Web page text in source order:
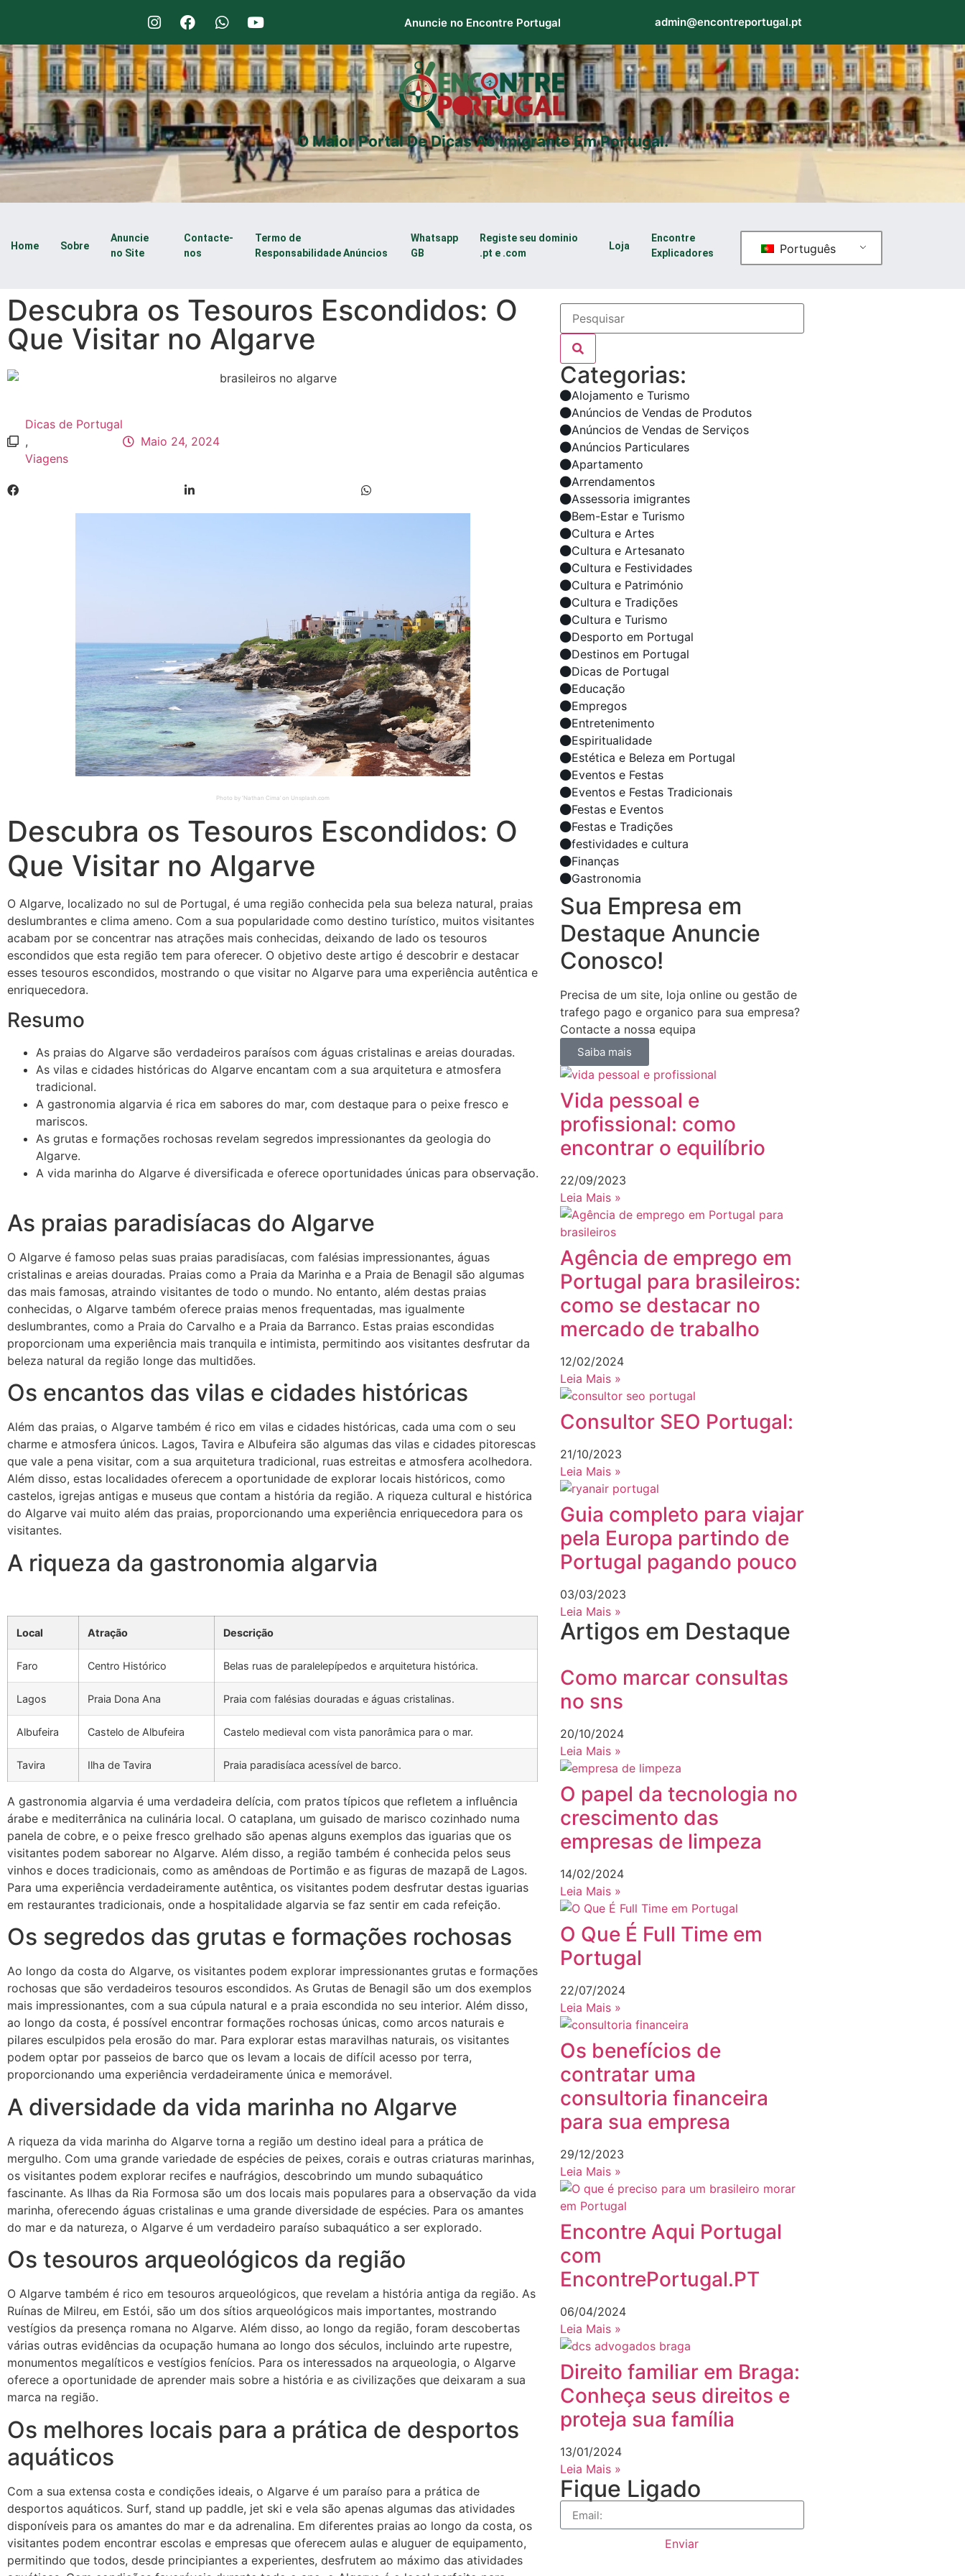
Anuncie no Encontre Portugal admin@encontreportugal.pt
O Maior Portal De Dicas Ao Imigrante Em Portugal.
Home Sobre
Anuncie
no Site
Contacte-
nos
Termo de
Responsabilidade Anúncios
Whatsapp
GB
Registe seu dominio
.pt e .com
Loja
Encontre
Explicadores
Português
Descubra os Tesouros Escondidos: O
Que Visitar no Algarve
Dicas de Portugal
,
Viagens
Maio 24, 2024
Photo by ‘Nathan Cima’ on Unsplash.com
Descubra os Tesouros Escondidos: O
Que Visitar no Algarve
O Algarve, localizado no sul de Portugal, é uma região conhecida pela sua beleza natural, praias
deslumbrantes e clima ameno. Com a sua popularidade como destino turístico, muitos visitantes
acabam por se concentrar nas atrações mais conhecidas, deixando de lado os tesouros
escondidos que esta região tem para oferecer. O objetivo deste artigo é descobrir e destacar
esses tesouros escondidos, mostrando o que visitar no Algarve para uma experiência autêntica e
enriquecedora.
Resumo
As praias do Algarve são verdadeiros paraísos com águas cristalinas e areias douradas.
As vilas e cidades históricas do Algarve encantam com a sua arquitetura e atmosfera
tradicional.
A gastronomia algarvia é rica em sabores do mar, com destaque para o peixe fresco e
mariscos.
As grutas e formações rochosas revelam segredos impressionantes da geologia do
Algarve.
A vida marinha do Algarve é diversificada e oferece oportunidades únicas para observação.
As praias paradisíacas do Algarve
O Algarve é famoso pelas suas praias paradisíacas, com falésias impressionantes, águas
cristalinas e areias douradas. Praias como a Praia da Marinha e a Praia de Benagil são algumas
das mais famosas, atraindo visitantes de todo o mundo. No entanto, além destas praias
conhecidas, o Algarve também oferece praias menos frequentadas, mas igualmente
deslumbrantes, como a Praia do Carvalho e a Praia da Barranco. Estas praias escondidas
proporcionam uma experiência mais tranquila e intimista, permitindo aos visitantes desfrutar da
beleza natural da região longe das multidões.
Os encantos das vilas e cidades históricas
Além das praias, o Algarve também é rico em vilas e cidades históricas, cada uma com o seu
charme e atmosfera únicos. Lagos, Tavira e Albufeira são algumas das vilas e cidades pitorescas
que vale a pena visitar, com a sua arquitetura tradicional, ruas estreitas e atmosfera acolhedora.
Além disso, estas localidades oferecem a oportunidade de explorar locais históricos, como
castelos, igrejas antigas e museus que contam a história da região. A riqueza cultural e histórica
do Algarve vai muito além das praias, proporcionando uma experiência enriquecedora para os
visitantes.
A riqueza da gastronomia algarvia
Local Atração Descrição
Faro Centro Histórico Belas ruas de paralelepípedos e arquitetura histórica.
Lagos Praia Dona Ana Praia com falésias douradas e águas cristalinas.
Albufeira Castelo de Albufeira Castelo medieval com vista panorâmica para o mar.
Tavira Ilha de Tavira Praia paradisíaca acessível de barco.
A gastronomia algarvia é uma verdadeira delícia, com pratos típicos que refletem a influência
árabe e mediterrânica na culinária local. O cataplana, um guisado de marisco cozinhado numa
panela de cobre, e o peixe fresco grelhado são apenas alguns exemplos das iguarias que os
visitantes podem saborear no Algarve. Além disso, a região também é conhecida pelos seus
vinhos e doces tradicionais, como as amêndoas de Portimão e as figuras de mazapã de Lagos.
Para uma experiência verdadeiramente autêntica, os visitantes podem desfrutar destas iguarias
em restaurantes tradicionais, onde a hospitalidade algarvia se faz sentir em cada refeição.
Os segredos das grutas e formações rochosas
Ao longo da costa do Algarve, os visitantes podem explorar impressionantes grutas e formações
rochosas que são verdadeiros tesouros escondidos. As Grutas de Benagil são um dos exemplos
mais impressionantes, com a sua cúpula natural e a praia escondida no seu interior. Além disso,
ao longo da costa, é possível encontrar formações rochosas únicas, como arcos naturais e
pilares esculpidos pela erosão do mar. Para explorar estas maravilhas naturais, os visitantes
podem optar por passeios de barco que os levam a locais de difícil acesso por terra,
proporcionando uma experiência verdadeiramente única e memorável.
A diversidade da vida marinha no Algarve
A riqueza da vida marinha do Algarve torna a região um destino ideal para a prática de
mergulho. Com uma grande variedade de espécies de peixes, corais e outras criaturas marinhas,
os visitantes podem explorar recifes e naufrágios, descobrindo um mundo subaquático
fascinante. As Ilhas da Ria Formosa são um dos locais mais populares para a observação da vida
marinha, oferecendo águas cristalinas e uma grande diversidade de espécies. Para os amantes
do mar e da natureza, o Algarve é um verdadeiro paraíso subaquático a ser explorado.
Os tesouros arqueológicos da região
O Algarve também é rico em tesouros arqueológicos, que revelam a história antiga da região. As
Ruínas de Milreu, em Estói, são um dos sítios arqueológicos mais importantes, mostrando
vestígios da presença romana no Algarve. Além disso, ao longo da região, foram descobertas
várias outras evidências da ocupação humana ao longo dos séculos, incluindo arte rupestre,
monumentos megalíticos e vestígios fenícios. Para os interessados na arqueologia, o Algarve
oferece a oportunidade de aprender mais sobre a história e as civilizações que deixaram a sua
marca na região.
Os melhores locais para a prática de desportos
aquáticos
Com a sua extensa costa e condições ideais, o Algarve é um paraíso para a prática de
desportos aquáticos. Surf, stand up paddle, jet ski e vela são apenas algumas das atividades
disponíveis para os amantes do mar e da adrenalina. Em diferentes praias ao longo da costa, os
visitantes podem encontrar escolas e empresas que oferecem aulas e aluguer de equipamento,
permitindo que todos, desde principiantes a experientes, desfrutem ao máximo das atividades
Categorias:
Alojamento e Turismo
Anúncios de Vendas de Produtos
Anúncios de Vendas de Serviços
Anúncios Particulares
Apartamento
Arrendamentos
Assessoria imigrantes
Bem-Estar e Turismo
Cultura e Artes
Cultura e Artesanato
Cultura e Festividades
Cultura e Património
Cultura e Tradições
Cultura e Turismo
Desporto em Portugal
Destinos em Portugal
Dicas de Portugal
Educação
Empregos
Entretenimento
Espiritualidade
Estética e Beleza em Portugal
Eventos e Festas
Eventos e Festas Tradicionais
Festas e Eventos
Festas e Tradições
festividades e cultura
Finanças
Gastronomia
Sua Empresa em
Destaque Anuncie
Conosco!
Precisa de um site, loja online ou gestão de
trafego pago e organico para sua empresa?
Contacte a nossa equipa
Saiba mais
Vida pessoal e
profissional: como
encontrar o equilíbrio
22/09/2023
Leia Mais »
Agência de emprego em
Portugal para brasileiros:
como se destacar no
mercado de trabalho
12/02/2024
Leia Mais »
Consultor SEO Portugal:
21/10/2023
Leia Mais »
Guia completo para viajar
pela Europa partindo de
Portugal pagando pouco
03/03/2023
Leia Mais »
Artigos em Destaque
Como marcar consultas
no sns
20/10/2024
Leia Mais »
O papel da tecnologia no
crescimento das
empresas de limpeza
14/02/2024
Leia Mais »
O Que É Full Time em
Portugal
22/07/2024
Leia Mais »
Os benefícios de
contratar uma
consultoria financeira
para sua empresa
29/12/2023
Leia Mais »
Encontre Aqui Portugal
com
EncontrePortugal.PT
06/04/2024
Leia Mais »
Direito familiar em Braga:
Conheça seus direitos e
proteja sua família
13/01/2024
Leia Mais »
Fique Ligado
Enviar